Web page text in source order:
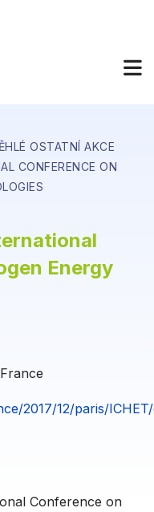
OSTATNÍ AKCE
CONFERENCE ON
Energy
2017/12/paris/
Conference on